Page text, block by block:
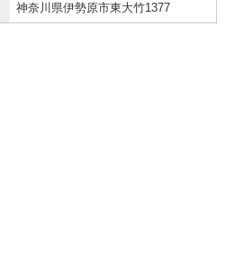
神奈川県伊勢原市東大竹1377